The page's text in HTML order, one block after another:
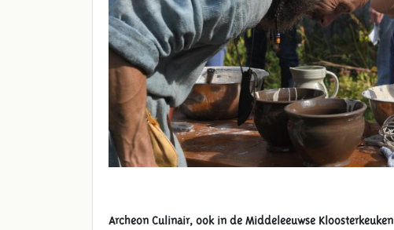
Archeon Culinair, ook in de Middeleeuwse Kloosterkeuken